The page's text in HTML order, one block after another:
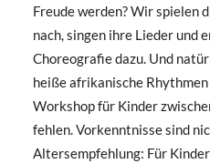
Freude werden? Wir spielen
nach, singen ihre Lieder und
Choreografie dazu. Und
heiße afrikanische
Workshop für Kinder
fehlen. Vorkenntnisse sind
Altersempfehlung: Für